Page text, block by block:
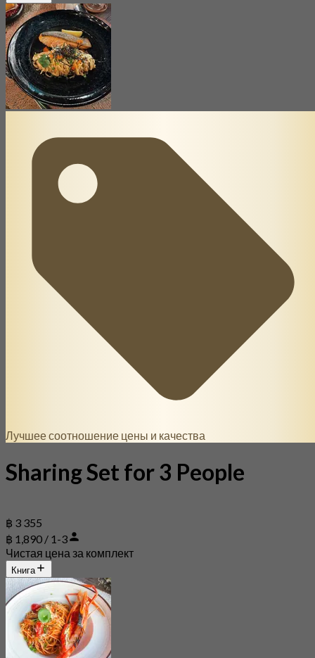
Лучшее соотношение цены и качества
Sharing Set for 3 People
฿ 3 355
฿ 1,890 / 1-3
Чистая цена за комплект
Книга